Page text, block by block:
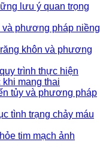
lưu ý quan trọng
và phương pháp niềng
khôn và phương
trình thực hiện
mang thai
tủy và phương pháp
tình trạng chảy máu
tim mạch ảnh